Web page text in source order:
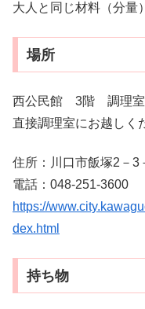
大人と同じ材料（分量
場所
西公民館 3階 調理室
直接調理室にお越しく
住所：川口市飯塚2－3
電話：048-251-3600
https://
dex.html
持ち物